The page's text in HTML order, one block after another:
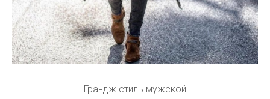
Грандж стиль мужской